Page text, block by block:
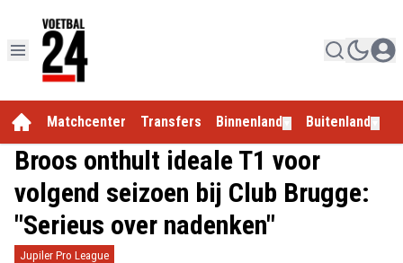
Matchcenter Transfers Binnenland Buitenland
Broos onthult ideale T1 voor
volgend seizoen bij Club Brugge:
"Serieus over nadenken"
Jupiler Pro League